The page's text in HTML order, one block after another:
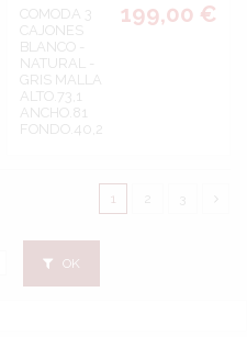
COMODA 3
CAJONES
BLANCO -
NATURAL -
GRIS MALLA
ALTO.73,1
ANCHO.81
FONDO.40,2
199,00 €
1
OK